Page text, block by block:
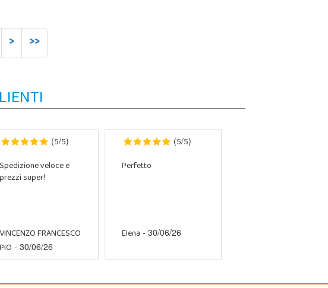
> >>
(5/5)
Spedizione veloce e
prezzi super!
VINCENZO FRANCESCO
PIO - 30/06/26
(5/5)
Perfetto
Elena - 30/06/26